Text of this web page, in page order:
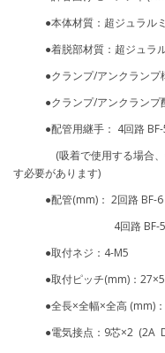
●本体材質：超ジュラル
●着脱部材質：超ジュラ
●クランプ/アンクランプ
●クランプ/アンクランプ
●配管用継手： 4回路 BF-5
(吸着で使用する場合、鋼
す必要があります)
●配管(mm)： 2回路 BF-6
4回路 BF-5 ・・・内
●取付ネジ：4-M5
●取付ピッチ(mm)：
●全長×全幅×全高 (mm)：
●電気接点：9芯×2 (2A